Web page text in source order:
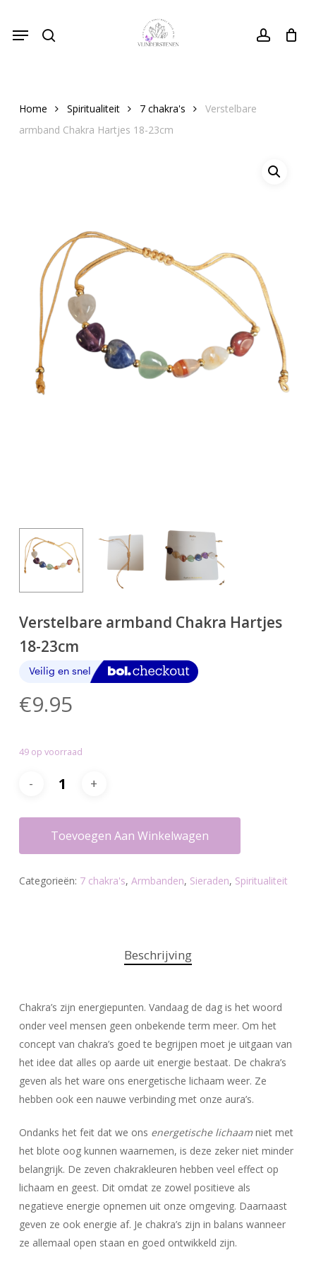
main
account
Menu Close
Cart
Home Spiritualiteit 7 chakra's
Verstelbare
armband Chakra Hartjes 18-23cm
Verstelbare armband Chakra Hartjes
18-23cm
€9.95
49 op voorraad
Toevoegen Aan Winkelwagen
Categorieën: 7 chakra's, Armbanden, Sieraden, Spiritualiteit
Beschrijving
Chakra’s zijn energiepunten. Vandaag de dag is het woord
onder veel mensen geen onbekende term meer. Om het
concept van chakra’s goed te begrijpen moet je uitgaan van
het idee dat alles op aarde uit energie bestaat. De chakra’s
geven als het ware ons energetische lichaam weer. Ze
hebben ook een nauwe verbinding met onze aura’s.
Ondanks het feit dat we ons energetische lichaamniet met
het blote oog kunnen waarnemen, is deze zeker niet minder
belangrijk. De zeven chakrakleuren hebben veel effect op
lichaam en geest. Dit omdat ze zowel positieve als
negatieve energie opnemen uit onze omgeving. Daarnaast
geven ze ook energie af. Je chakra’s zijn in balans wanneer
ze allemaal open staan en goed ontwikkeld zijn.